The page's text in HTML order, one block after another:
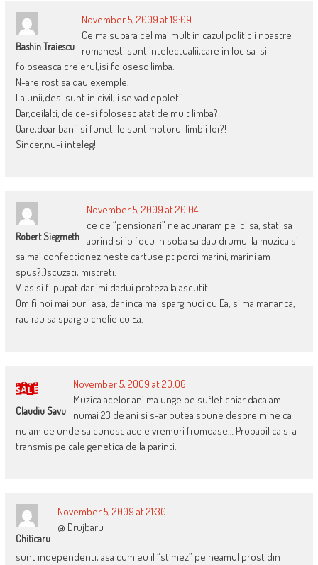
Bashin Traiescu
November 5, 2009 at 19:09
Ce ma supara cel mai mult in cazul politicii noastre
romanesti sunt intelectualii,care in loc sa-si
foloseasca creierul,isi folosesc limba.
N-are rost sa dau exemple.
La unii,desi sunt in civil,li se vad epoletii.
Dar,ceilalti, de ce-si folosesc atat de mult limba?!
Oare,doar banii si functiile sunt motorul limbii lor?!
Sincer,nu-i inteleg!
Robert Siegmeth
November 5, 2009 at 20:04
ce de “pensionari” ne adunaram pe ici sa, stati sa
aprind si io focu-n soba sa dau drumul la muzica si
sa mai confectionez neste cartuse pt porci marini, marini am
spus?:)scuzati, mistreti.
V-as si fi pupat dar imi dadui proteza la ascutit.
Om fi noi mai purii asa, dar inca mai sparg nuci cu Ea, si ma mananca,
rau rau sa sparg o chelie cu Ea.
Claudiu Savu
November 5, 2009 at 20:06
Muzica acelor ani ma unge pe suflet chiar daca am
numai 23 de ani si s-ar putea spune despre mine ca
nu am de unde sa cunosc acele vremuri frumoase… Probabil ca s-a
transmis pe cale genetica de la parinti.
Chiticaru
November 5, 2009 at 21:30
@ Drujbaru
sunt independenti, asa cum eu il “stimez” pe neamul prost din